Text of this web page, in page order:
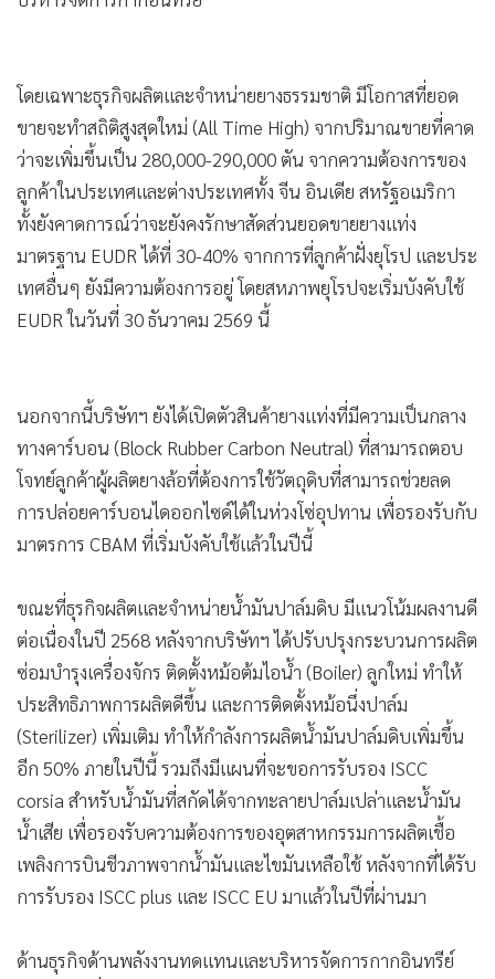
โดยเฉพาะธุรกิจผลิตและจำหน่ายยางธรรมชาติ มีโอกาสที่ยอด
ขายจะทำสถิติสูงสุดใหม่ (All Time High) จากปริมาณขายที่คาด
ว่าจะเพิ่มขึ้นเป็น 280,000-290,000 ตัน จากความต้องการของ
ลูกค้าในประเทศและต่างประเทศทั้ง จีน อินเดีย สหรัฐอเมริกา
ทั้งยังคาดการณ์ว่าจะยังคงรักษาสัดส่วนยอดขายยางแท่ง
มาตรฐาน EUDR ได้ที่ 30-40% จากการที่ลูกค้าฝั่งยุโรป และประ
เทศอื่นๆ ยังมีความต้องการอยู่ โดยสหภาพยุโรปจะเริ่มบังคับใช้
EUDR ในวันที่ 30 ธันวาคม 2569 นี้
นอกจากนี้บริษัทฯ ยังได้เปิดตัวสินค้ายางแท่งที่มีความเป็นกลาง
ทางคาร์บอน (Block Rubber Carbon Neutral) ที่สามารถตอบ
โจทย์ลูกค้าผู้ผลิตยางล้อที่ต้องการใช้วัตถุดิบที่สามารถช่วยลด
การปล่อยคาร์บอนไดออกไซด์ได้ในห่วงโซ่อุปทาน เพื่อรองรับกับ
มาตรการ CBAM ที่เริ่มบังคับใช้แล้วในปีนี้
ขณะที่ธุรกิจผลิตและจำหน่ายน้ำมันปาล์มดิบ มีแนวโน้มผลงานดี
ต่อเนื่องในปี 2568 หลังจากบริษัทฯ ได้ปรับปรุงกระบวนการผลิต
ซ่อมบำรุงเครื่องจักร ติดตั้งหม้อต้มไอน้ำ (Boiler) ลูกใหม่ ทำให้
ประสิทธิภาพการผลิตดีขึ้น และการติดตั้งหม้อนึ่งปาล์ม
(Sterilizer) เพิ่มเติม ทำให้กำลังการผลิตน้ำมันปาล์มดิบเพิ่มขึ้น
อีก 50% ภายในปีนี้ รวมถึงมีแผนที่จะขอการรับรอง ISCC
corsia สำหรับน้ำมันที่สกัดได้จากทะลายปาล์มเปล่าและน้ำมัน
น้ำเสีย เพื่อรองรับความต้องการของอุตสาหกรรมการผลิตเชื้อ
เพลิงการบินชีวภาพจากน้ำมันและไขมันเหลือใช้ หลังจากที่ได้รับ
การรับรอง ISCC plus และ ISCC EU มาแล้วในปีที่ผ่านมา
ด้านธุรกิจด้านพลังงานทดแทนและบริหารจัดการกากอินทรีย์